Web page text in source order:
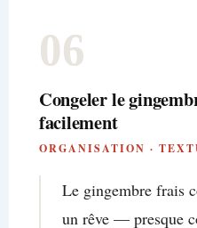
06
Congeler le
facilement
ORGANISATION ·
Le gingembre frais
un rêve — presque